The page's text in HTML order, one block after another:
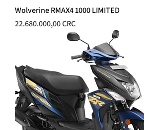
Wolverine RMAX4 1000 LIMITED
Precio
22.680.000,00 CRC